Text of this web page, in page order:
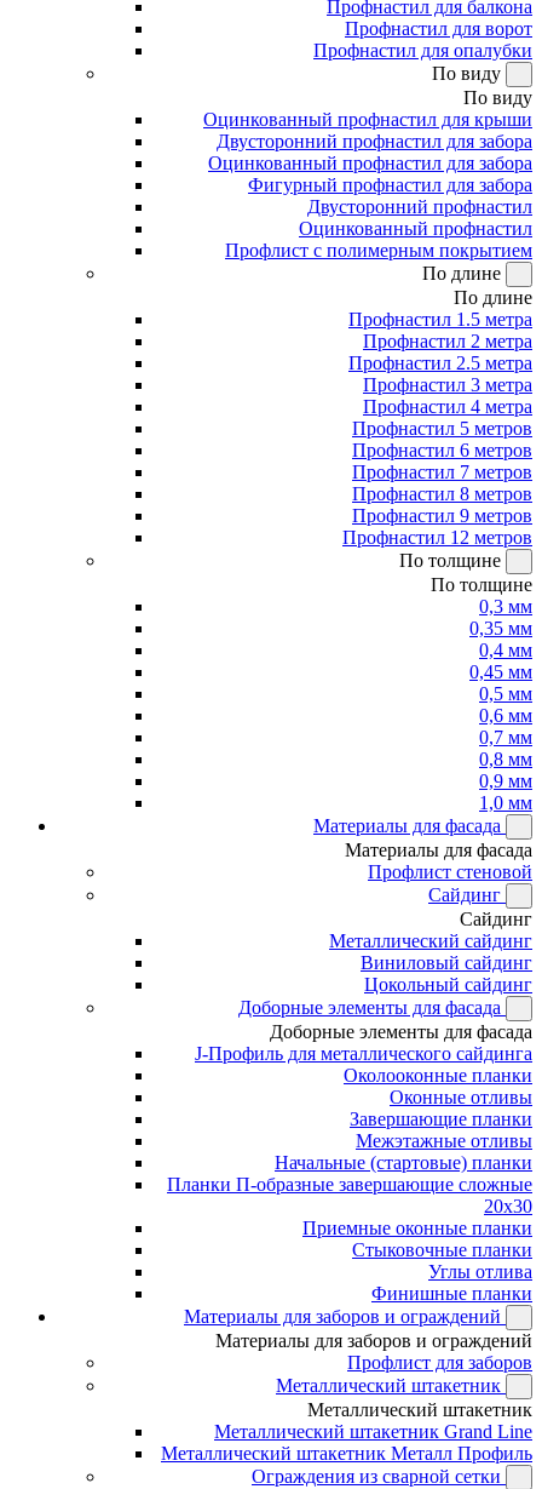
Профнастил для балкона
Профнастил для ворот
Профнастил для опалубки
По виду
По виду
Оцинкованный профнастил для крыши
Двусторонний профнастил для забора
Оцинкованный профнастил для забора
Фигурный профнастил для забора
Двусторонний профнастил
Оцинкованный профнастил
Профлист с полимерным покрытием
По длине
По длине
Профнастил 1.5 метра
Профнастил 2 метра
Профнастил 2.5 метра
Профнастил 3 метра
Профнастил 4 метра
Профнастил 5 метров
Профнастил 6 метров
Профнастил 7 метров
Профнастил 8 метров
Профнастил 9 метров
Профнастил 12 метров
По толщине
По толщине
0,3 мм
0,35 мм
0,4 мм
0,45 мм
0,5 мм
0,6 мм
0,7 мм
0,8 мм
0,9 мм
1,0 мм
Материалы для фасада
Материалы для фасада
Профлист стеновой
Сайдинг
Сайдинг
Металлический сайдинг
Виниловый сайдинг
Цокольный сайдинг
Доборные элементы для фасада
Доборные элементы для фасада
J-Профиль для металлического сайдинга
Околооконные планки
Оконные отливы
Завершающие планки
Межэтажные отливы
Начальные (стартовые) планки
Планки П-образные завершающие сложные
20x30
Приемные оконные планки
Стыковочные планки
Углы отлива
Финишные планки
Материалы для заборов и ограждений
Материалы для заборов и ограждений
Профлист для заборов
Металлический штакетник
Металлический штакетник
Металлический штакетник Grand Line
Металлический штакетник Металл Профиль
Ограждения из сварной сетки